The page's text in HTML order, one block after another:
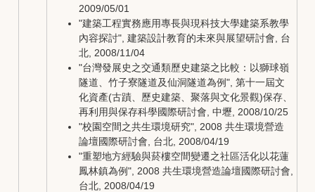
2009/05/01
"建築工程實務應用專長與現科技大學建築系教學
內容探討", 建築設計教育的未來與展望研討會, 台
北, 2008/11/04
"台灣發展史之交通類歷史建築之比較：以獅球嶺
隧道、竹子寮隧道及仙洞隧道為例", 第十一屆文
化資產(古蹟、歷史建築、聚落與文化景觀)保存、
再利用與保存科學國際研討會, 中壢, 2008/10/25
"校園空間之共生環境研究", 2008 共生環境營造
論壇國際研討會, 台北, 2008/04/19
"重塑地方經驗與菸樓空間變遷之社區活化以花蓮
鳳林鎮為例", 2008 共生環境營造論壇國際研討會,
台北, 2008/04/19